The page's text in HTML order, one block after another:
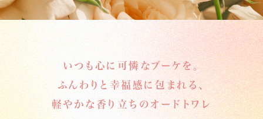
いつも心に可憐なブーケを。
ふんわりと幸福感に包まれる、
軽やかな香り立ちのオードトワレ